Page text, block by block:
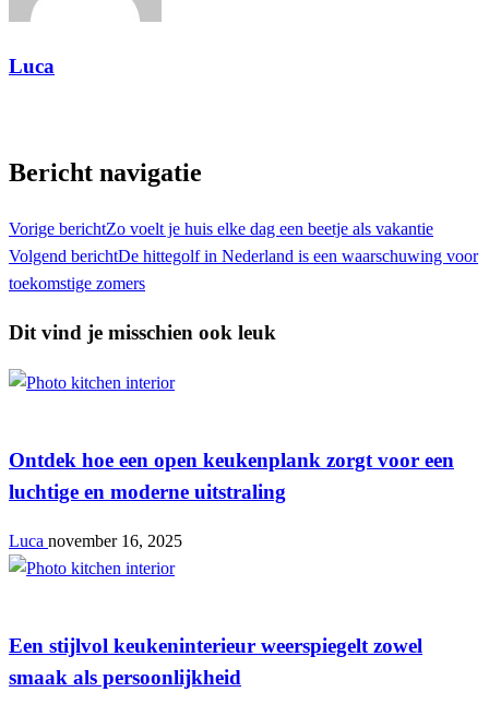
Luca
Bericht navigatie
Vorige berichtZo voelt je huis elke dag een beetje als vakantie
Volgend berichtDe hittegolf in Nederland is een waarschuwing voor
toekomstige zomers
Dit vind je misschien ook leuk
Ontdek hoe een open keukenplank zorgt voor een
luchtige en moderne uitstraling
Luca november 16, 2025
Een stijlvol keukeninterieur weerspiegelt zowel
smaak als persoonlijkheid